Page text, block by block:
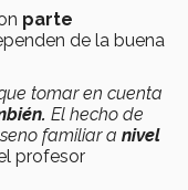
parte
de la buena
tomar en cuenta
El hecho de
familiar a nivel
profesor